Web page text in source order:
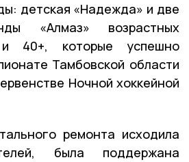
детская «Надежда» и две
«Алмаз» возрастных
и 40+, которые успешно
Тамбовской области
Ночной хоккейной
ремонта исходила
была поддержана